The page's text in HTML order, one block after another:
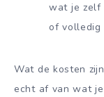
wat je zelf
of volledig
Wat de kosten
echt af van wat